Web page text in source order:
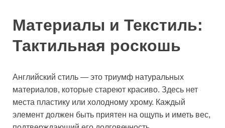
Материалы и Текстиль:
Тактильная роскошь
Английский стиль — это триумф натуральных
материалов, которые стареют красиво. Здесь нет
места пластику или холодному хрому. Каждый
элемент должен быть приятен на ощупь и иметь вес,